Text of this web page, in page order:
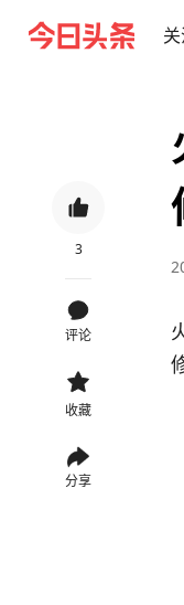
3
评论
收藏
分享